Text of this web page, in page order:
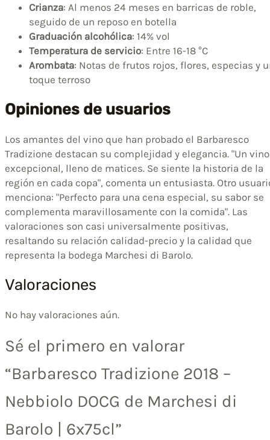
Crianza: Al menos 24 meses en barricas de roble,
seguido de un reposo en botella
Graduación alcohólica: 14% vol
Temperatura de servicio: Entre 16-18 °C
Arombata: Notas de frutos rojos, flores, especias y
toque terroso
Opiniones de usuarios
Los amantes del vino que han probado el Barbaresco
Tradizione destacan su complejidad y elegancia. "Un vino
excepcional, lleno de matices. Se siente la historia de la
región en cada copa", comenta un entusiasta. Otro
menciona: "Perfecto para una cena especial, su sabor se
complementa maravillosamente con la comida". Las
valoraciones son casi universalmente positivas,
resaltando su relación calidad-precio y la calidad que
representa la bodega Marchesi di Barolo.
Valoraciones
No hay valoraciones aún.
Sé el primero en valorar
“Barbaresco Tradizione 2018 –
Nebbiolo DOCG de Marchesi di
Barolo | 6x75cl”